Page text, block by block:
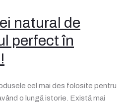
natural de
perfect în
cel mai des folosite pentru
o lungă istorie. Există mai